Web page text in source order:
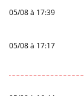
05/08 à 17:39
05/08 à 17:17